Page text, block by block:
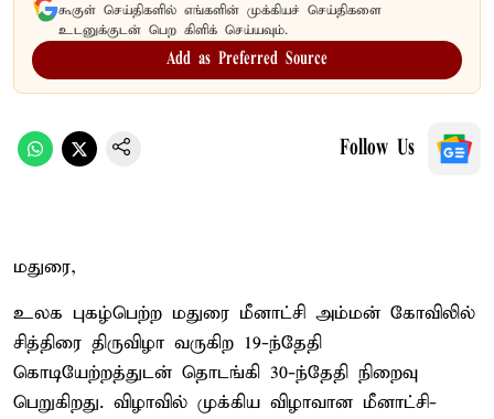
கூகுள் செய்திகளில் எங்களின் முக்கியச் செய்திகளை
உடனுக்குடன் பெற கிளிக் செய்யவும்.
Add as Preferred Source
Follow Us
மதுரை,
உலக புகழ்பெற்ற மதுரை மீனாட்சி அம்மன் கோவிலில்
சித்திரை திருவிழா வருகிற 19-ந்தேதி
கொடியேற்றத்துடன் தொடங்கி 30-ந்தேதி நிறைவு
பெறுகிறது. விழாவில் முக்கிய விழாவான மீனாட்சி-